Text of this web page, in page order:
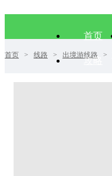
首页
攻略
首页 > 线路 > 出境游线路 >